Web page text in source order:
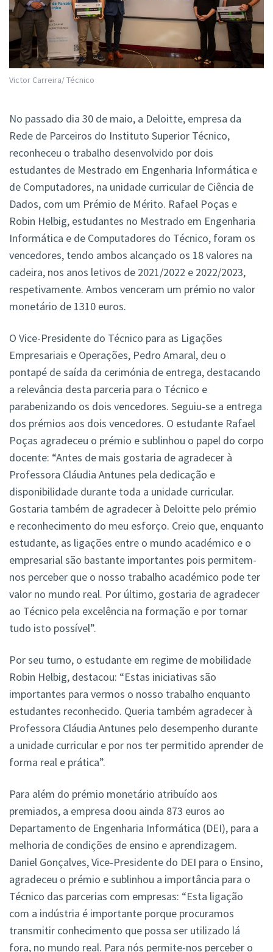
Victor Carreira/ Técnico
No passado dia 30 de maio, a Deloitte, empresa da
Rede de Parceiros do Instituto Superior Técnico,
reconheceu o trabalho desenvolvido por dois
estudantes de Mestrado em Engenharia Informática e
de Computadores, na unidade curricular de Ciência de
Dados, com um Prémio de Mérito. Rafael Poças e
Robin Helbig, estudantes no Mestrado em Engenharia
Informática e de Computadores do Técnico, foram os
vencedores, tendo ambos alcançado os 18 valores na
cadeira, nos anos letivos de 2021/2022 e 2022/2023,
respetivamente. Ambos venceram um prémio no valor
monetário de 1310 euros.
O Vice-Presidente do Técnico para as Ligações
Empresariais e Operações, Pedro Amaral, deu o
pontapé de saída da cerimónia de entrega, destacando
a relevância desta parceria para o Técnico e
parabenizando os dois vencedores. Seguiu-se a entrega
dos prémios aos dois vencedores. O estudante Rafael
Poças agradeceu o prémio e sublinhou o papel do corpo
docente: “Antes de mais gostaria de agradecer à
Professora Cláudia Antunes pela dedicação e
disponibilidade durante toda a unidade curricular.
Gostaria também de agradecer à Deloitte pelo prémio
e reconhecimento do meu esforço. Creio que, enquanto
estudante, as ligações entre o mundo académico e o
empresarial são bastante importantes pois permitem-
nos perceber que o nosso trabalho académico pode ter
valor no mundo real. Por último, gostaria de agradecer
ao Técnico pela excelência na formação e por tornar
tudo isto possível”.
Por seu turno, o estudante em regime de mobilidade
Robin Helbig, destacou: “Estas iniciativas são
importantes para vermos o nosso trabalho enquanto
estudantes reconhecido. Queria também agradecer à
Professora Cláudia Antunes pelo desempenho durante
a unidade curricular e por nos ter permitido aprender de
forma real e prática”.
Para além do prémio monetário atribuído aos
premiados, a empresa doou ainda 873 euros ao
Departamento de Engenharia Informática (DEI), para a
melhoria de condições de ensino e aprendizagem.
Daniel Gonçalves, Vice-Presidente do DEI para o Ensino,
agradeceu o prémio e sublinhou a importância para o
Técnico das parcerias com empresas: “Esta ligação
com a indústria é importante porque procuramos
transmitir conhecimento que possa ser utilizado lá
fora, no mundo real. Para nós permite-nos perceber o